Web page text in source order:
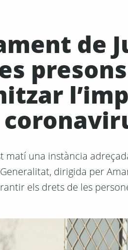
de
presons
matí una instància
dirigida per
els drets de les